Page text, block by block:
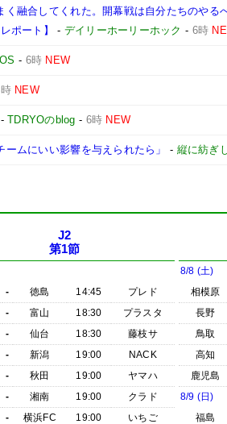
融合してくれた。開幕戦は自分たちのやる
ポート】
- デイリーホーリーホック - 6時
- 6時 NEW
NEW
-TDRYOのblog - 6時 NEW
ムにいい影響を与えられたら」 - 縦に紡ぎ
J2
第1節
- 徳島 14:45
プレド
- 富山 18:30
プラスタ
- 仙台 18:30
藤枝サ
- 新潟 19:00
NACK
- 秋田 19:00
ヤマハ
- 湘南 19:00
クラド
- 横浜FC 19:00
いちご
8/8 (土)
相模原
長野
鳥取
高知
鹿児島
8/9 (日)
福島